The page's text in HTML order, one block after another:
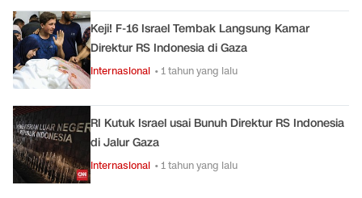
Keji! F-16 Israel Tembak Langsung Kamar
Direktur RS Indonesia di Gaza
Internasional • 1 tahun yang lalu
RI Kutuk Israel usai Bunuh Direktur RS Indonesia
di Jalur Gaza
Internasional • 1 tahun yang lalu